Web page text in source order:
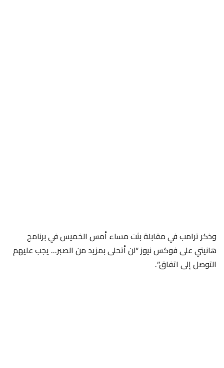
وذكر ترامب في مقابلة بثت مساء أمس الخميس في ​برنامج
هانيتي على فوكس نيوز “لن أتحلى بمزيد من ​الصبر… يجب عليهم
التوصل إلى اتفاق”.